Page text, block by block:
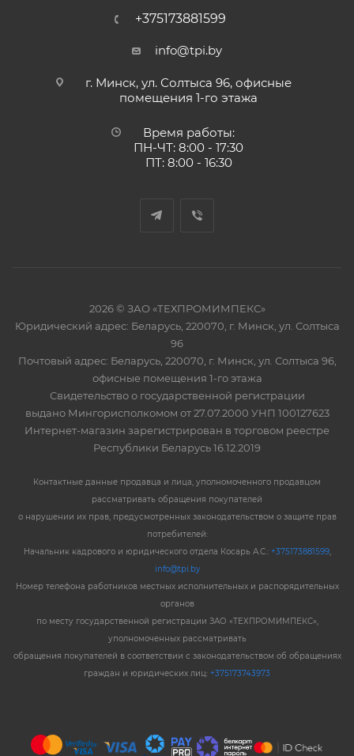
+375173881599
info@tpi.by
г. Минск, ул. Солтыса 96, офисные
помещения 1-го этажа
Время работы:
ПН-ЧТ: 8:00 - 17:30
ПТ: 8:00 - 16:30
2026 © ЗАО «ТЕХПРОМИМПЕКС»
Юридический адрес: Беларусь, 220070, г. Минск, ул. Солтыса
96
Почтовый адрес: Беларусь, 220070, г. Минск, ул. Солтыса 96,
офисные помещения 1-го этажа
Свидетельство о государственной регистрации
выдано Мингорисполкомом от 27.07.2000 УНП 100127623
Интернет-магазин зарегистрирован в торговом реестре
Республики Беларусь 16.12.2019
Контактные данные продавца и лица, уполномоченного продавцом
рассматривать обращения покупателей
о нарушении их прав, предусмотренных законодательством о защите прав
потребителей:
Начальник кадрового и юридического отдела Косарь А.С.: +375173881599,
info@tpi.by
Номер телефона работников местных исполнительных и распорядительных
органов
по месту государственной регистрации ЗАО «ТЕХПРОМИМПЕКС»,
уполномоченных рассматривать
обращения покупателей в соответствии с законодательством об обращениях
граждан и юридических лиц: +375173743973